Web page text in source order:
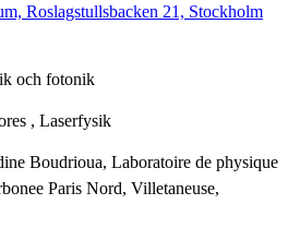
Roslagstullsbacken 21, Stockholm
och fotonik
, Laserfysik
Boudrioua, Laboratoire de physique
Paris Nord, Villetaneuse,